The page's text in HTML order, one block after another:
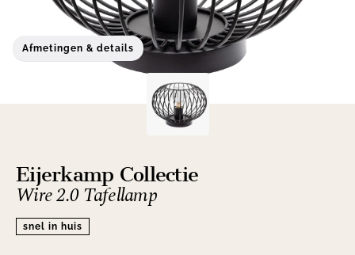
Afmetingen & details
Eijerkamp Collectie
Wire 2.0 Tafellamp
snel in huis